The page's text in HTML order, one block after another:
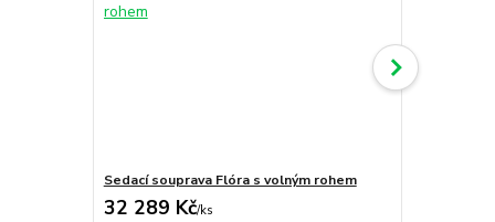
Sedací souprava Flóra s volným rohem
32 289 Kč/ks